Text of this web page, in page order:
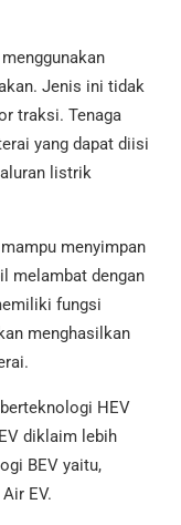
Jenis ini tidak
traksi. Tenaga
yang dapat diisi
listrik
menyimpan
melambat dengan
fungsi
menghasilkan
HEV
diklaim lebih
BEV yaitu,
EV.